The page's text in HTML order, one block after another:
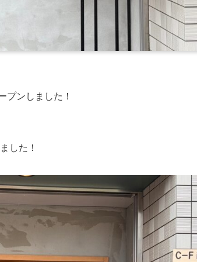
プンしました！
した！